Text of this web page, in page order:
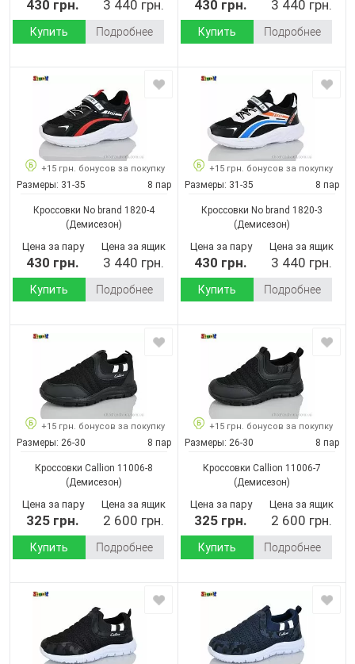
430 грн. 3 440 грн.
Купить Подробнее
430 грн. 3 440 грн.
Купить Подробнее
+15 грн. бонусов за покупку
Размеры: 31-35 8 пар
Кроссовки No brand 1820-4
(Демисезон)
Цена за пару
430 грн.
Цена за ящик
3 440 грн.
Купить Подробнее
+15 грн. бонусов за покупку
Размеры: 31-35 8 пар
Кроссовки No brand 1820-3
(Демисезон)
Цена за пару
430 грн.
Цена за ящик
3 440 грн.
Купить Подробнее
+15 грн. бонусов за покупку
Размеры: 26-30 8 пар
Кроссовки Callion 11006-8
(Демисезон)
Цена за пару
325 грн.
Цена за ящик
2 600 грн.
Купить Подробнее
+15 грн. бонусов за покупку
Размеры: 26-30 8 пар
Кроссовки Callion 11006-7
(Демисезон)
Цена за пару
325 грн.
Цена за ящик
2 600 грн.
Купить Подробнее